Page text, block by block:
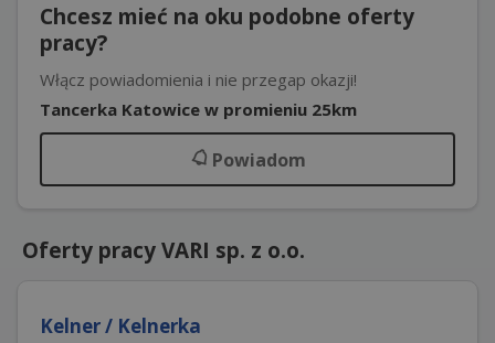
Chcesz mieć na oku podobne oferty
pracy?
Włącz powiadomienia i nie przegap okazji!
Tancerka Katowice w promieniu 25km
Powiadom
Oferty pracy VARI sp. z o.o.
Kelner / Kelnerka